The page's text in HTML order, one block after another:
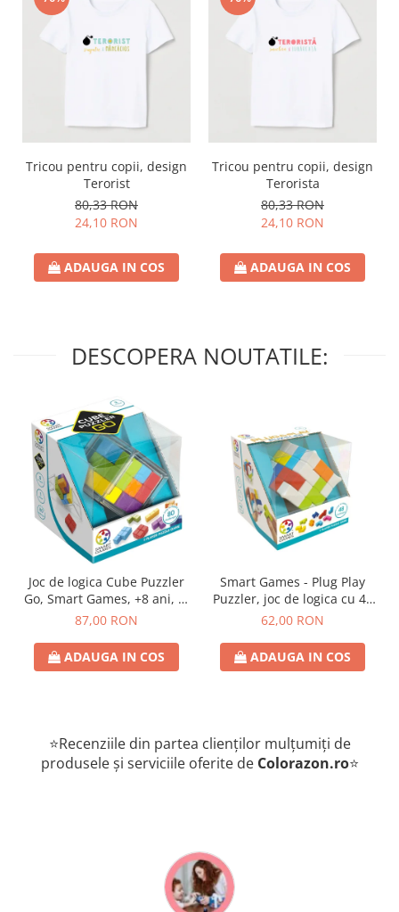
Tricou pentru copii, design
Terorist
80,33 RON
24,10 RON
ADAUGA IN COS
Tricou pentru copii, design
Terorista
80,33 RON
24,10 RON
ADAUGA IN COS
DESCOPERA NOUTATILE:
Joc de logica Cube Puzzler
Go, Smart Games, +8 ani, lb
romana
87,00 RON
ADAUGA IN COS
Smart Games - Plug Play
Puzzler, joc de logica cu 48
de provocari, 6+ ani, lb
62,00 RON
ADAUGA IN COS
⭐Recenziile din partea clienților mulțumiți de
produsele și serviciile oferite de Colorazon.ro⭐